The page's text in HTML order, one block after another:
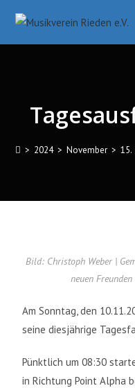
> 2024 > November > 15.
Bild: Christoph Weber |
neuen
Am Sonntag, den
seine diesjährige
Pünktlich um 08:30
in Richtung Point Alpha